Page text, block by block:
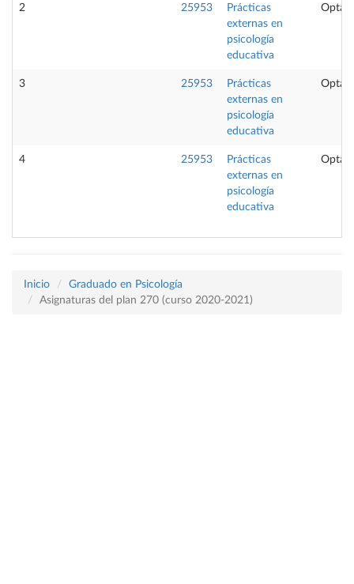
2 25953
Prácticas
externas en
psicología
educativa
3 25953
Prácticas
externas en
psicología
educativa
4 25953
Prácticas
externas en
psicología
educativa
Inicio
Graduado en Psicología
Asignaturas del plan 270 (curso 2020-2021)